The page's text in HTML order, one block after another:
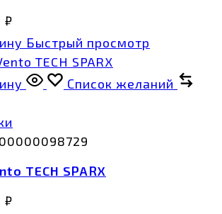
₽
Быстрый просмотр
Список желаний
00000098729
TECH SPARX
₽